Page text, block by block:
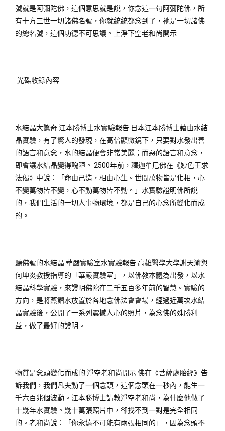
號就是阿彌陀佛，這個意思就是說，你念這一句阿彌陀佛，所
有十方三世一切諸佛名號，你就統統都念到了，祂是一切諸佛
的總名號，這個功德不可思議。上淨下空老和尚開示
光碟收錄內容
水結晶大驚奇 江本勝博士水實驗報告 日本江本勝博士藉由水結
晶實驗，有了驚人的發現，在高倍顯微鏡下，只要對水發出善
的語言和意念，水的結晶便會非常美麗；而惡的語言和意念，
即會讓水結晶變得醜陋。 2500年前，釋迦牟尼佛在《妙色王求
法偈》中說：「命由己造，相由心生。世間萬物皆是化相，心
不變萬物皆不變，心不動萬物皆不動。」水實驗證明佛所說
的，我們生活的一切人事物環境，都是自己的心念所變化而成
的。
聽佛號的水結晶 華嚴實驗室水實驗報告 高雄醫學大學謝天渝與
何坤炎教授指導的「華嚴實驗室」，以佛教本體為出發，以水
結晶科學實驗，來證明佛陀在二千五百多年前的智慧。實驗的
方向，是將蒸餾水放置於各地念佛法會會場，經過近萬次水結
晶實驗後，公開了一系列震撼人心的照片，為念佛的殊勝利
益，做了最好的證明。
物質是念頭變化而成的 淨空老和尚開示 佛在《菩薩處胎經》告
訴我們，我們凡夫動了一個念頭，這個念頭在一秒內，能生一
千六百兆個波動。江本勝博士請教淨空老和尚，為什麼他做了
十幾年水實驗。幾十萬張照片中，卻找不到一對是完全相同
的。老和尚說：「你永遠不可能有兩張相同的」，因為念頭不